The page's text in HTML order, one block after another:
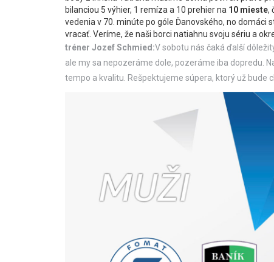
bilanciou 5 výhier, 1 remíza a 10 prehier na 10 mieste,
vedenia v 70. minúte po góle Ďanovského, no
vracať. Veríme, že naši borci natiahnu svoju sériu a
tréner Jozef Schmied:V sobotu nás čaká ďalší
ale my sa nepozeráme dole, pozeráme iba dopredu.
tempo a kvalitu. Rešpektujeme súpera, ktorý už bude